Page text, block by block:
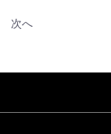
次へ